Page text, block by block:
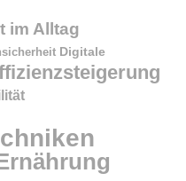
im Alltag
Digitale